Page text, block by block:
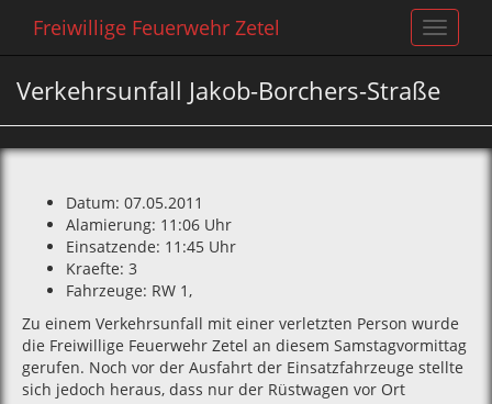
Toggle
Freiwillige Feuerwehr Zetel
Verkehrsunfall Jakob-Borchers-Straße
Datum: 07.05.2011
Alamierung: 11:06 Uhr
Einsatzende: 11:45 Uhr
Kraefte: 3
Fahrzeuge: RW 1‚
Zu einem Verkehrsunfall mit einer verletzten Person wurde
die Freiwillige Feuerwehr Zetel an diesem Samstagvormittag
gerufen. Noch vor der Ausfahrt der Einsatzfahrzeuge stellte
sich jedoch heraus‚ dass nur der Rüstwagen vor Ort